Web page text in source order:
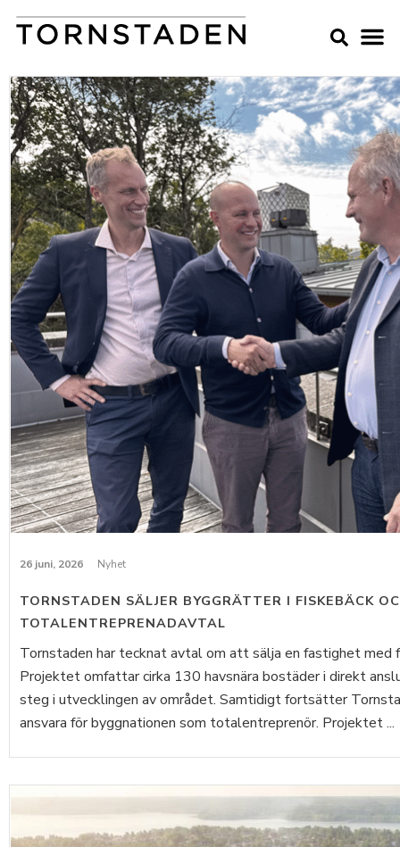
26 juni, 2026 Nyhet
TORNSTADEN SÄLJER BYGGRÄTTER I FISKEBÄCK
TOTALENTREPRENADAVTAL
Tornstaden har tecknat avtal om att sälja en fastighet med
Projektet omfattar cirka 130 havsnära bostäder i direkt
steg i utvecklingen av området. Samtidigt fortsätter
ansvara för byggnationen som totalentreprenör. Projektet ...